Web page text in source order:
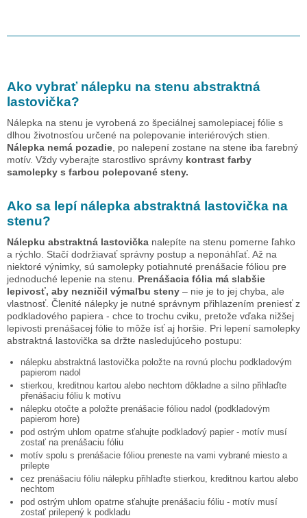
Ako vybrať nálepku na stenu abstraktná
lastovička?
Nálepka na stenu je vyrobená zo špeciálnej samolepiacej fólie s
dlhou životnosťou určené na polepovanie interiérových stien.
Nálepka nemá pozadie , po nalepení zostane na stene iba farebný
motív. Vždy vyberajte starostlivo správny kontrast farby
samolepky s farbou polepované steny.
Ako sa lepí nálepka abstraktná lastovička na
stenu?
Nálepku abstraktná lastovička nalepíte na stenu pomerne ľahko
a rýchlo. Stačí dodržiavať správny postup a neponáhľať. Až na
niektoré výnimky, sú samolepky potiahnuté prenášacie fóliou pre
jednoduché lepenie na stenu. Prenášacia fólia má slabšie
lepivosť, aby nezničil výmaľbu steny – nie je to jej chyba, ale
vlastnosť. Členité nálepky je nutné správnym přihlazením preniesť z
podkladového papiera - chce to trochu cviku, pretože vďaka nižšej
lepivosti prenášacej fólie to môže ísť aj horšie. Pri lepení samolepky
abstraktná lastovička sa držte nasledujúceho postupu:
nálepku abstraktná lastovička položte na rovnú plochu podkladovým
papierom nadol
stierkou, kreditnou kartou alebo nechtom dôkladne a silno přihlaďte
přenášaciu fóliu k motívu
nálepku otočte a položte prenášacie fóliou nadol (podkladovým
papierom hore)
pod ostrým uhlom opatrne sťahujte podkladový papier - motív musí
zostať na prenášaciu fóliu
motív spolu s prenášacie fóliou preneste na vami vybrané miesto a
prilepte
cez prenášaciu fóliu nálepku přihlaďte stierkou, kreditnou kartou alebo
nechtom
pod ostrým uhlom opatrne sťahujte prenášaciu fóliu - motív musí
zostať prilepený k podkladu